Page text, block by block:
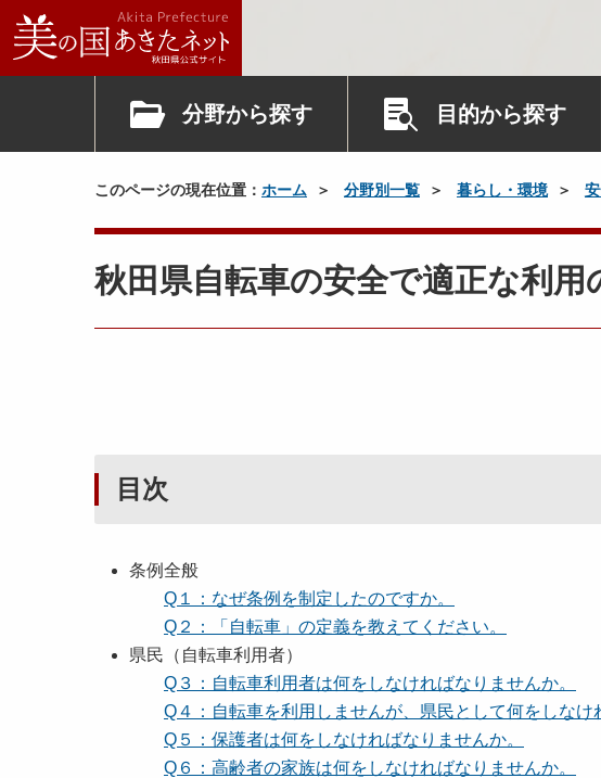
分野から探す 目的から探す
このページの現在位置： ホーム 分野別一覧 暮らし・環境
秋田県自転車の安全で適正な利
目次
条例全般
Q１：なぜ条例を制定したのですか。
Q２：「自転車」の定義を教えてください。
県民（自転車利用者）
Q３：自転車利用者は何をしなければなりませんか。
Q４：自転車を利用しませんが、県民として何をしなけ
Q５：保護者は何をしなければなりませんか。
Q６：高齢者の家族は何をしなければなりませんか。